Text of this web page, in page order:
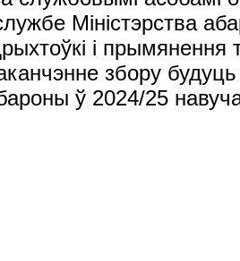
Міністэрства
і прымянення
збору будуць
ў 2024/25